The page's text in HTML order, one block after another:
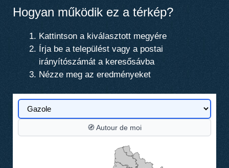
Hogyan működik ez a térkép?
Kattintson a kiválasztott megyére
Írja be a települést vagy a postai
irányítószámát a keresősávba
Nézze meg az eredményeket